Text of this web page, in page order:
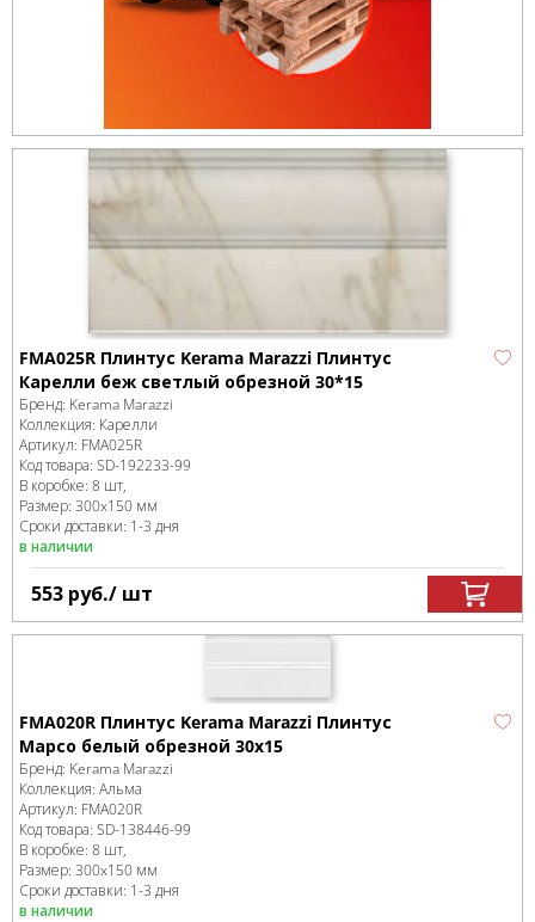
FMA025R Плинтус Kerama Marazzi Плинтус
Карелли беж светлый обрезной 30*15
Бренд: Kerama Marazzi
Коллекция: Карелли
Артикул: FMA025R
Код товара: SD-192233-99
В коробке: 8 шт,
Размер: 300x150 мм
Сроки доставки: 1-3 дня
в наличии
553 руб./ шт
FMA020R Плинтус Kerama Marazzi Плинтус
Марсо белый обрезной 30х15
Бренд: Kerama Marazzi
Коллекция: Альма
Артикул: FMA020R
Код товара: SD-138446-99
В коробке: 8 шт,
Размер: 300x150 мм
Сроки доставки: 1-3 дня
в наличии